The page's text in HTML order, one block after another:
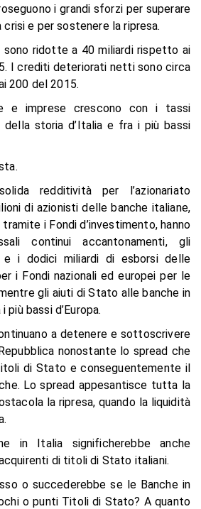
i grandi sforzi per superare
e per sostenere la ripresa.
ridotte a 40 miliardi rispetto ai
I crediti deteriorati netti sono circa
200 del 2015.
e imprese crescono con i tassi
della storia d’Italia e fra i più bassi
redditività per l’azionariato
di azionisti delle banche italiane,
i Fondi d’investimento, hanno
continui accantonamenti, gli
e i dodici miliardi di esborsi delle
i Fondi nazionali ed europei per le
gli aiuti di Stato alle banche in
bassi d’Europa.
a detenere e sottoscrivere
nonostante lo spread che
di Stato e conseguentemente il
Lo spread appesantisce tutta la
la ripresa, quando la liquidità
in Italia significherebbe anche
di titoli di Stato italiani.
o succederebbe se le Banche in
o punti Titoli di Stato? A quanto